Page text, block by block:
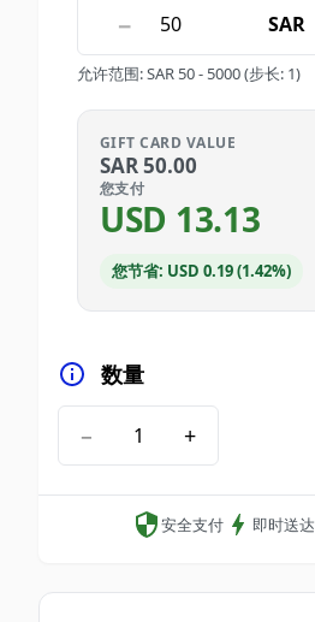
− SAR
允许范围:SAR 50- 5000(步长: 1)
GIFT CARD VALUE
SAR50.00
您支付
USD 13.13
您节省: USD 0.19 (1.42%)
数量
− +
安全支付 即时送达